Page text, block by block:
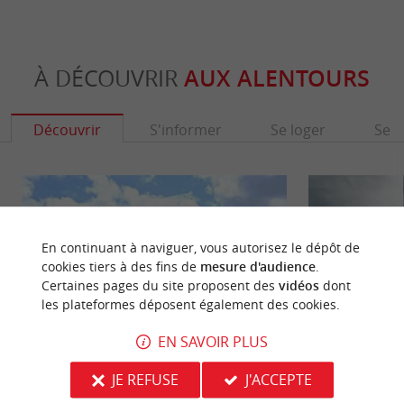
À DÉCOUVRIR AUX ALENTOURS
Découvrir S'informer Se loger Se
Plage de Bertic Plage des
En continuant à naviguer, vous autorisez le dépôt de
cookies tiers à des fins de mesure d'audience.
Certaines pages du site proposent des vidéosdont
les plateformes déposent également des cookies.
EN SAVOIR PLUS
JE REFUSE
J'ACCEPTE